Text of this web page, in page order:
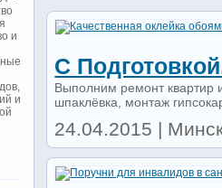
С
Выполним ремонт квартир
шпаклёвка, монтаж
24.04.2015 |
и
и